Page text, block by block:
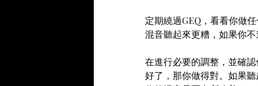
定期繞過GEQ，看看你做
混音聽起來更糟，如果你
在進行必要的調整，並確
好了，那你做得對。如果